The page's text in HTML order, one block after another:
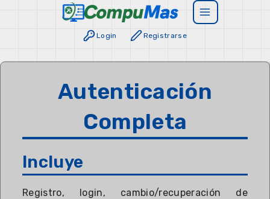
Login Registrarse
Autenticación
Completa
Incluye
Registro, login, cambio/recuperación de